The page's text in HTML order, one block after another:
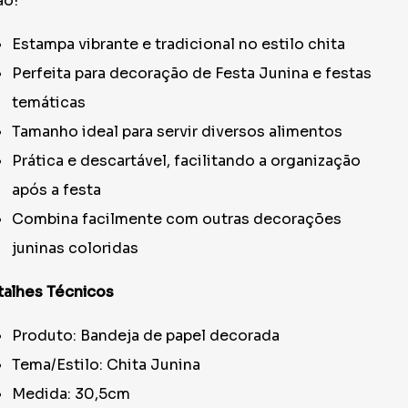
Estampa vibrante e tradicional no estilo chita
Perfeita para decoração de Festa Junina e festas
temáticas
Tamanho ideal para servir diversos alimentos
Prática e descartável, facilitando a organização
após a festa
Combina facilmente com outras decorações
juninas coloridas
Técnicos
Produto: Bandeja de papel decorada
Tema/Estilo: Chita Junina
Medida: 30,5cm